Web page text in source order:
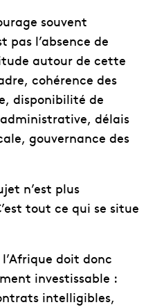
souvent
pas l’absence de
autour de cette
cohérence des
disponibilité de
délais
gouvernance des
n’est plus
tout ce qui se situe
doit donc
investissable :
intelligibles,